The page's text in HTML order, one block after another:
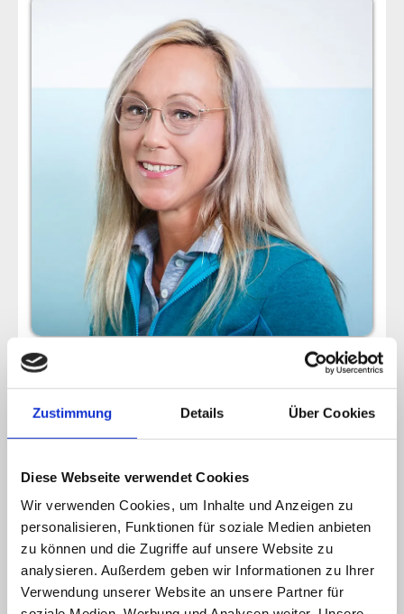
Zustimmung Details Über Cookies
Diese Webseite verwendet Cookies
Wir verwenden Cookies, um Inhalte und Anzeigen zu
personalisieren, Funktionen für soziale Medien anbieten
zu können und die Zugriffe auf unsere Website zu
analysieren. Außerdem geben wir Informationen zu Ihrer
Verwendung unserer Website an unsere Partner für
Tagdienst